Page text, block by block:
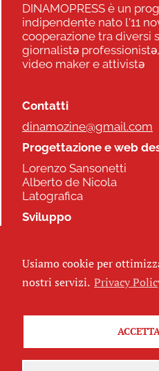
DINAMOPRESS è un
indipendente nato l'11
cooperazione tra diversi
giornalistə
video maker e attivistə
Contatti
dinamozine@gmail.com
Progettazione e web
Lorenzo Sansonetti
Alberto de Nicola
Latografica
Sviluppo
Seguici
Iscriviti alla
Usiamo cookie per
nostri servizi. Privacy